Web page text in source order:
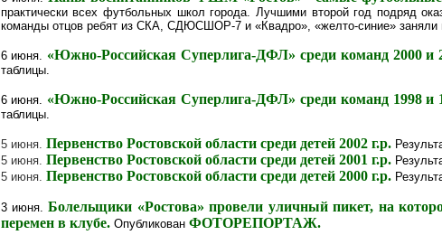
практически всех футбольных школ города. Лучшими второй год подряд
команды отцов ребят из СКА, СДЮСШОР-7 и «Квадро», «желто-синие»
6 июня. «Южно-Российская Суперлига-ДФЛ» среди команд 2000
таблицы.
6 июня. «Южно-Российская Суперлига-ДФЛ» среди команд 1998
таблицы.
5 июня. Первенство Ростовской области среди детей 2002 г.р.
5 июня. Первенство Ростовской области среди детей 2001 г.р.
5 июня. Первенство Ростовской области среди детей 2000 г.р.
3 июня. Болельщики «Ростова» провели уличный пикет, на
перемен в клубе. Опубликован ФОТОРЕПОРТАЖ.